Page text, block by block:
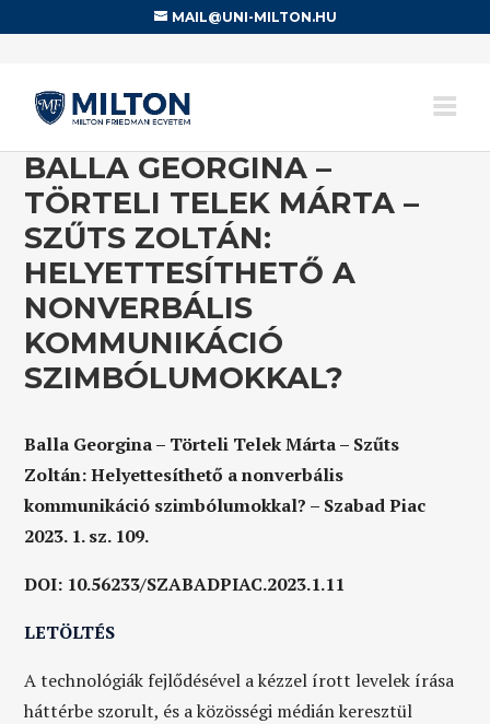
MAIL@UNI-MILTON.HU
BALLA GEORGINA –
TÖRTELI TELEK MÁRTA –
SZŰTS ZOLTÁN:
HELYETTESÍTHETŐ A
NONVERBÁLIS
KOMMUNIKÁCIÓ
SZIMBÓLUMOKKAL?
Balla Georgina – Törteli Telek Márta – Szűts
Zoltán: Helyettesíthető a nonverbális
kommunikáció szimbólumokkal? – Szabad Piac
2023. 1. sz. 109.
DOI: 10.56233/SZABADPIAC.2023.1.11
LETÖLTÉS
A technológiák fejlődésével a kézzel írott levelek írása
háttérbe szorult, és a közösségi médián keresztül